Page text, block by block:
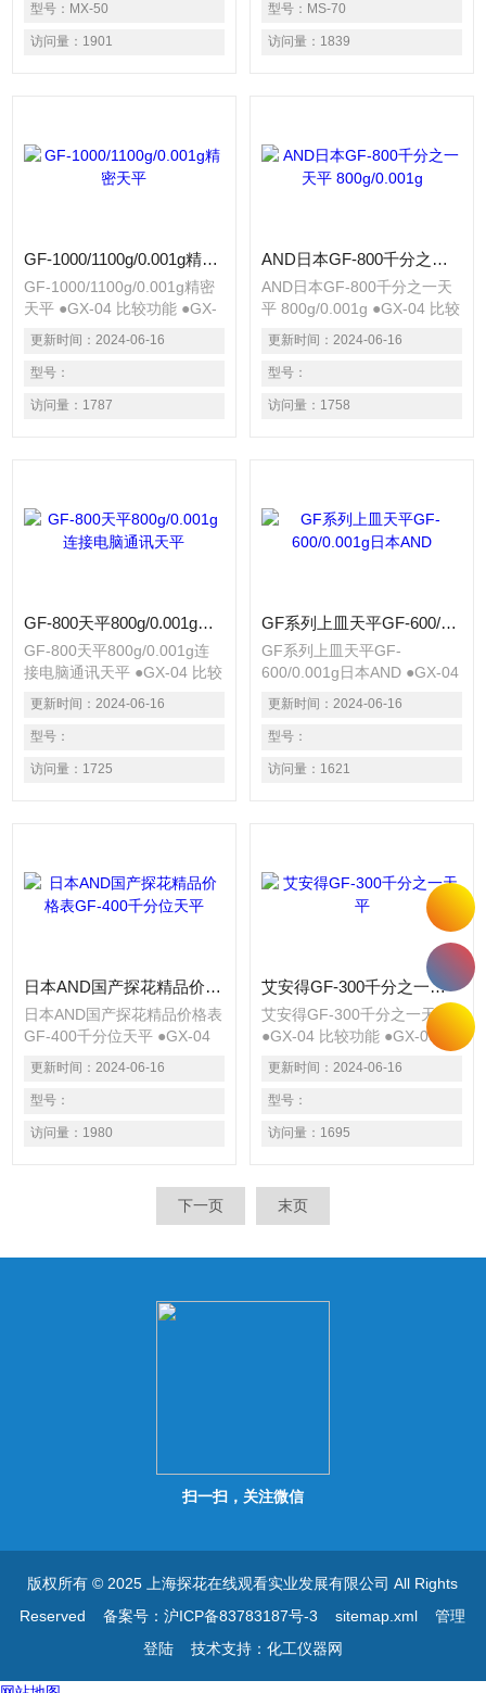
精度快速水份测定仪，它操作
简单，易于观察并以其的性能
充分应用于食品、烟草、制
粉末、胶状体及液体含水率的
型号： MX-50
访问量： 1901
仪，它操作简单，易于观察并
以其的性能充分应用于食品、
烟草、制药、石油、造纸、饲
体含水率的测定要求
型号： MS-70
访问量： 1839
GF-1000/1100g/0.001g精密天平
GF-1000/1100g/0.001g精密
天平 ●GX-04 比较功能 ●GX-
06 模拟输出 ●GX-10 玻璃防
风罩（GX-
200/400/600/1000） ●GX-11
玻璃防风罩（GX-
2000/4000/6000/6100/8000）
更新时间： 2024-06-16
型号：
访问量： 1787
AND日本GF-800千分之一天平 800g/0.001g
AND日本GF-800千分之一天
平 800g/0.001g ●GX-04 比较
功能 ●GX-06 模拟输出 ●GX-
10 玻璃防风罩（GX-
200/400/600/1000） ●GX-11
玻璃防风罩（GX-
2000/4000/6000/6100/8000）
更新时间： 2024-06-16
型号：
访问量： 1758
GF-800天平800g/0.001g连接电脑通讯天平
GF-800天平800g/0.001g连
接电脑通讯天平 ●GX-04 比较
功能 ●GX-06 模拟输出 ●GX-
10 玻璃防风罩（GX-
200/400/600/1000） ●GX-11
玻璃防风罩（GX-
2000/4000/6000/6100/8000）
更新时间： 2024-06-16
型号：
访问量： 1725
GF系列上皿天平GF-600/0.001g日本AND
GF系列上皿天平GF-
600/0.001g日本AND ●GX-04
比较功能 ●GX-06 模拟输出
●GX-10 玻璃防风罩（GX-
200/400/600/1000） ●GX-11
玻璃防风罩（GX-
2000/4000/6000/6100/8000）
更新时间： 2024-06-16
型号：
访问量： 1621
日本AND国产探花精品价格表GF-400千分位天平
日本AND国产探花精品价格表
GF-400千分位天平 ●GX-04
比较功能 ●GX-06 模拟输出
●GX-10 玻璃防风罩（GX-
200/400/600/1000） ●GX-11
玻璃防风罩（GX-
2000/4000/6000/6100/8000）
更新时间： 2024-06-16
型号：
访问量： 1980
艾安得GF-300千分之一天平
艾安得GF-300千分之一天平
●GX-04 比较功能 ●GX-06 模
拟输出 ●GX-10 玻璃防风罩
（GX-200/400/600/1000）
●GX-11 玻璃防风罩（GX-
2000/4000/6000/6100/8000）
●GX-12 动物称重盘
更新时间： 2024-06-16
型号：
访问量： 1695
下一页 末页
扫一扫，关注微信
版权所有 © 2025 上海探花在线观看实业发展有限公司 All Rights
Reserved备案号：沪ICP备83783187号-3 sitemap.xml
管理
登陆技术支持： 化工仪器网